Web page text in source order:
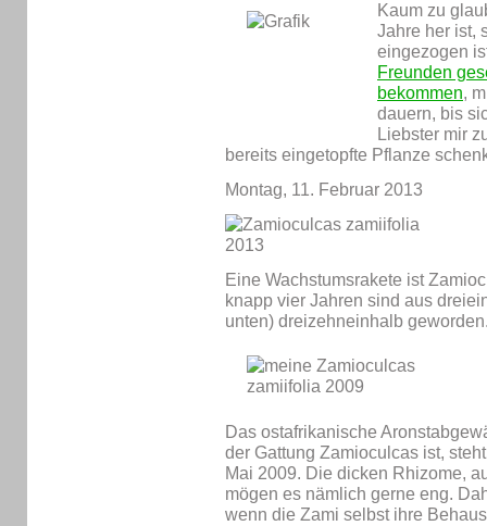
Kaum zu
Jahre her ist,
eingezogen
Freunden
bekommen,
dauern, bis
Liebster mir
bereits eingetopfte Pflanze
Montag, 11. Februar 2013
Eine Wachstumsrakete ist
knapp vier Jahren sind aus
unten) dreizehneinhalb
Das ostafrikanische
der Gattung Zamioculcas ist,
Mai 2009. Die dicken Rhizome,
mögen es nämlich gerne eng.
wenn die Zami selbst ihre